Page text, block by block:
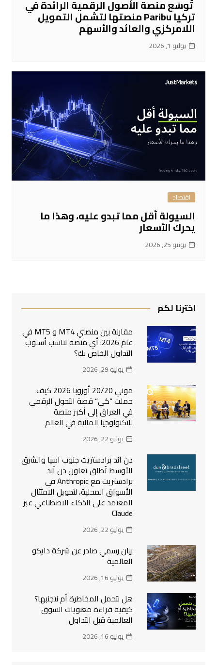
تُوسّع منصة الأصول الرقمية الرائدة في
تركيا Paribu منصتها لتشمل التمويل
اللامركزي والعائد والأسهم
يوليو 1, 2026
اقتصاد
السيولة أقل مما تبدو عليه، وهذا ما
يحرك الأسعار
يونيو 25, 2026
اخترنا لكم
مقارنة بين منصتي MT4 و MT5 في
عام 2026: أي منصة تناسب أسلوب
التداول الخاص بك؟
يوليو 29, 2026
موني 20/20 أوروبا 2026 كيف
حملت “كي” قصة التحول الرقمي
في العراق إلى أكبر منصة
للتكنولوجيا المالية في العالم
يوليو 22, 2026
دن آند برادستريت جنوب آسيا والشرق
الأوسط تُطلق تعاون دن آند
برادستريت مع Anthropic في
الأسواق المحلية، لتحويل الامتثال
المعتمد على الذكاء الاصطناعي عبر
Claude
يوليو 22, 2026
بيان رسمي صادر عن شركة دايكو
العالمية
يوليو 16, 2026
هل نتحمل المخاطرة أم نتجنبها؟
كيفية قراءة معنويات السوق
العالمية قبل التداول
يوليو 16, 2026